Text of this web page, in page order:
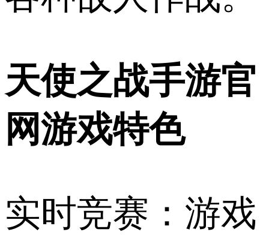
天使之战手游官
网游戏特色
实时竞赛：游戏